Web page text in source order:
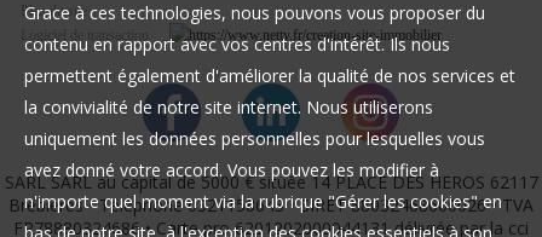
Plan du site
Logiciel de transaction
SARL SARL au capital de 5000 € située 14 PLACE DES HEROS 62117
Brebières • Téléphone 0321158643 • SIRET 88032468600026 • TVA
FR78880324686 • Carte pro 6201202000044131 délivrée par la cci
Grace à ces technologies, nous pouvons vous proposer du
contenu en rapport avec vos centres d'intérêt. Ils nous
permettent également d'améliorer la qualité de nos services et
la convivialité de notre site internet. Nous utiliserons
uniquement les données personnelles pour lesquelles vous
avez donné votre accord. Vous pouvez les modifier à
n'importe quel moment via la rubrique "Gérer les cookies" en